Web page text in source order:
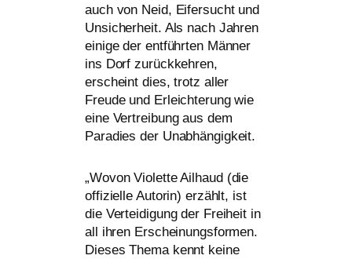
auch von Neid, Eifersucht und
Unsicherheit. Als nach Jahren
eini­ge der ent­führ­ten Männer
ins Dorf zurück­keh­ren,
erscheint dies, trotz aller
Freude und Erleichterung wie
eine Vertreibung aus dem
Paradies der Unabhängigkeit.
„Wovon Violette Ailhaud (die
offi­zi­el­le Autorin) erzählt, ist
die Verteidigung der Freiheit in
all ihren Erscheinungsformen.
Dieses Thema kennt kei­ne